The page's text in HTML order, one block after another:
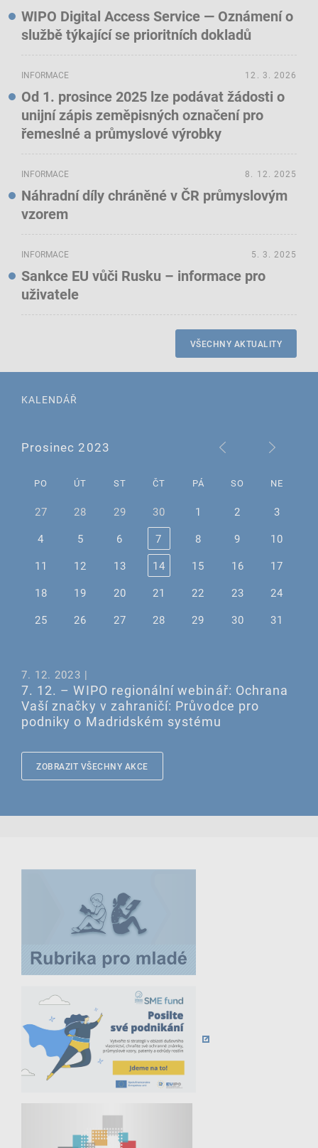
WIPO Digital Access Service — Oznámení o
službě týkající se prioritních dokladů
INFORMACE
Od 1. prosince 2025 lze podávat žádosti o
unijní zápis zeměpisných označení pro
řemeslné a průmyslové výrobky
12. 3. 2026
INFORMACE
Náhradní díly chráněné v ČR průmyslovým
vzorem
8. 12. 2025
INFORMACE
Sankce EU vůči Rusku – informace pro
uživatele
5. 3. 2025
VŠECHNY AKTUALITY
KALENDÁŘ
Prosinec 2023
PO ÚT ST ČT PÁ SO NE
27 28 29 30 1 2
3
4
5 6 7 8 9
10
11
12 13 14 15 16
17
18
19 20 21 22 23
24
25
26 27 28 29 30 31
7. 12. 2023 |
7. 12. – WIPO regionální webinář: Ochrana
Vaší značky v zahraničí: Průvodce pro
podniky o Madridském systému
ZOBRAZIT VŠECHNY AKCE